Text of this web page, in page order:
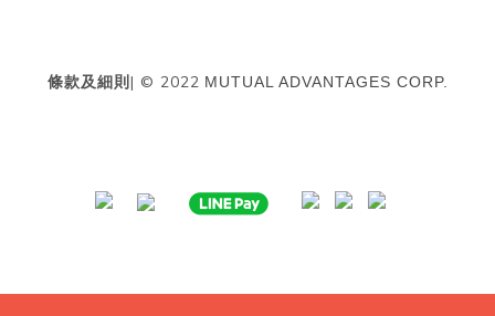
條款及細則| © 2022 MUTUAL ADVANTAGES CORP.